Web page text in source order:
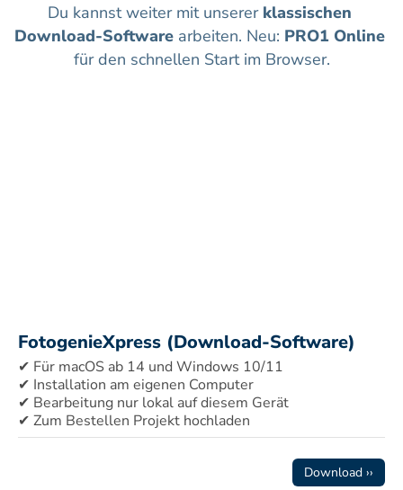
Du kannst weiter mit unserer klassischen
Download-Software arbeiten. Neu: PRO1 Online
für den schnellen Start im Browser.
FotogenieXpress (Download-Software)
✔ Für macOS ab 14 und Windows 10/11
✔ Installation am eigenen Computer
✔ Bearbeitung nur lokal auf diesem Gerät
✔ Zum Bestellen Projekt hochladen
Download ››